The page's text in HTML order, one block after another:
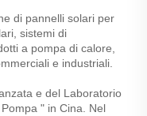
di pannelli solari per
sistemi di
a pompa di calore,
e industriali.
e del Laboratorio
" in Cina. Nel